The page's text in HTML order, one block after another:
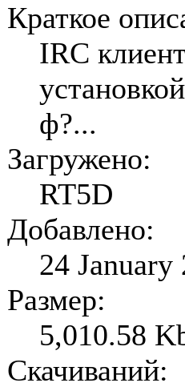
Краткое
IRC
ф?...
Загружено:
RT5D
Добавлено:
24 January
Размер:
5,010.58
Скачиваний: